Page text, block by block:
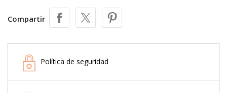
Compartir
Política de seguridad